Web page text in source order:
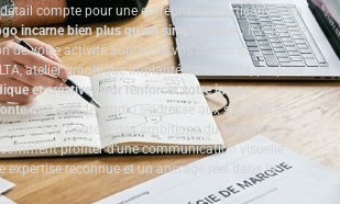
compte pour une entreprise, un artisan ou un
incarne bien plus qu’un simple visuel : il véhicule
de votre activité auprès de vos clients et
atelier graphique implanté localement, propose
et créative pour renforcer votre image.
de logos, le studio s’adresse aux sociétés en
à la hauteur des ambitions du territoire
comment profiter d’une communication visuelle
expertise reconnue et un ancrage réel dans la